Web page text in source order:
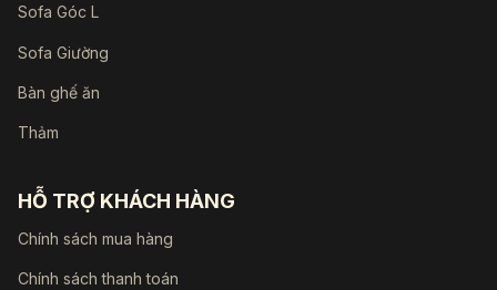
Sofa Góc L
Sofa Giường
Bàn ghế ăn
Thảm
HỖ TRỢ KHÁCH HÀNG
Chính sách mua hàng
Chính sách thanh toán